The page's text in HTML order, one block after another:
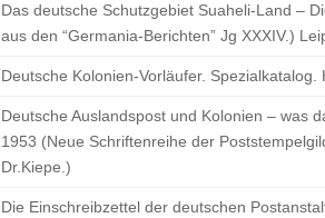
Das deutsche Schutzgebiet Suaheli-Land –
aus den “Germania-Berichten” Jg XXXIV.)
Deutsche Kolonien-Vorläufer. Spezialkatalog.
Deutsche Auslandspost und Kolonien – was
1953 (Neue Schriftenreihe der
Dr.Kiepe.)
Die Einschreibzettel der deutschen